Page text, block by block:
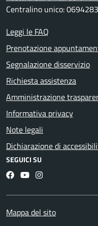
Centralino unico:
Leggi le FAQ
Prenotazione
Segnalazione disservizio
Richiesta assistenza
Amministrazione
Informativa privacy
Note legali
Dichiarazione di
SEGUICI SU
Facebook
YouTubeInstagram
Mappa del sito